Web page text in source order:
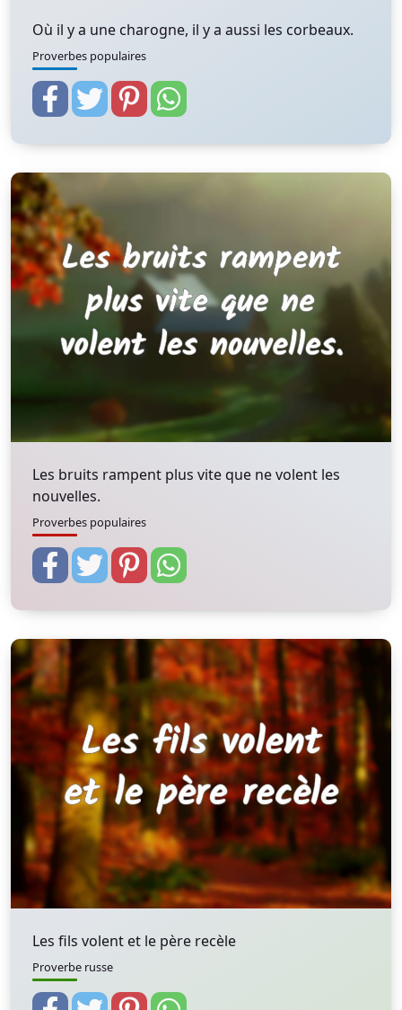
Où il y a une charogne, il y a aussi les corbeaux.
Proverbes populaires
Les bruits rampent plus vite que ne volent les
nouvelles.
Proverbes populaires
Les fils volent et le père recèle
Proverbe russe